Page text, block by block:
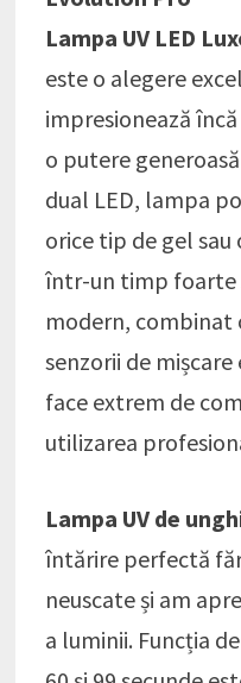
Lampa UV LED
este o alegere
impresionează
o putere
dual LED, lampa
orice tip de gel
într-un timp foarte
modern, combinat
senzorii de
face extrem de
utilizarea
Lampa UV de
întărire perfectă
neuscate și am
a luminii. Funcția